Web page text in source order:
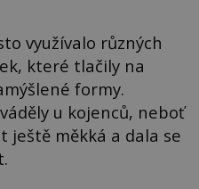
využívalo různých
které tlačily na
formy.
u kojenců, neboť
ještě měkká a dala se